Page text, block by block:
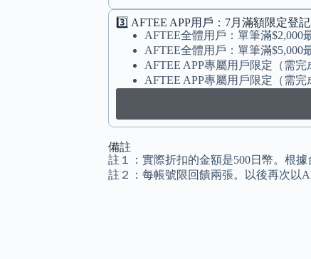
3️⃣ AFTEE APP用戶：7月滿額限定登
AFTEE全體用戶：單筆滿$2,000
AFTEE全體用戶：單筆滿$5,000
AFTEE APP專屬用戶限定（需
AFTEE APP專屬用戶限定（需
備註
註１： 實際折扣的金額是500日幣。根據
註２：每帳號限回饋兩張。以後再次以